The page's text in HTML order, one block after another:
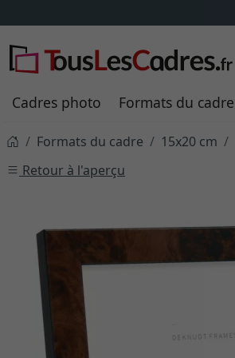
Cadres photo Formats du cadre
Formats du cadre 15x20 cm
Retour à l'aperçu